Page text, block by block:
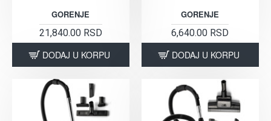
GORENJE
21,840.00 RSD
DODAJ U KORPU
GORENJE
6,640.00 RSD
DODAJ U KORPU